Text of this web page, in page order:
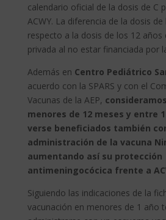
calendario oficial de la dosis de C
ACWY. La diferencia de la dosis
respecto a la dosis de los 12 años
privada al no estar financiada por
Además en Centro Pediátrico
acuerdo con la SPARS y con el
Vacunas de la AEP,
menores de 12 meses y entre
verse beneficiados también
administración de la vacuna
aumentando así su protección
antimeningocócica frente a
Siguiendo las indicaciones de la
vacunación en menores de 1 año